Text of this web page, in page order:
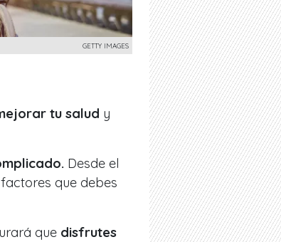
GETTY IMAGES
tu salud y
Desde el
que debes
que disfrutes